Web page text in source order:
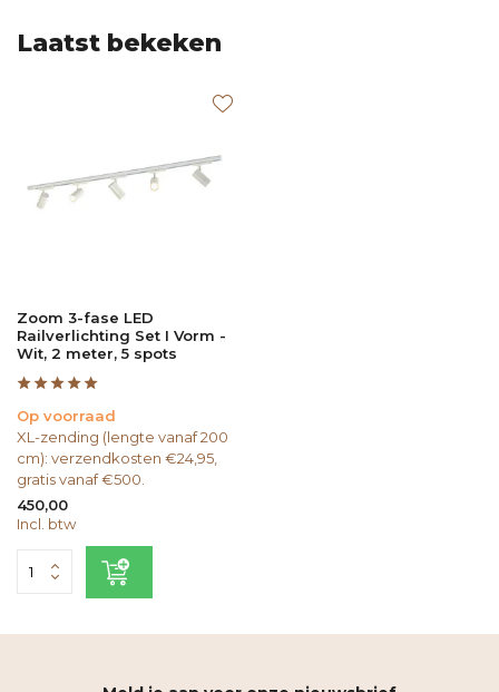
Laatst bekeken
Zoom 3-fase LED
Railverlichting Set I Vorm -
Wit, 2 meter, 5 spots
Op voorraad
XL-zending (lengte vanaf 200
cm): verzendkosten €24,95,
gratis vanaf €500.
450,00
Incl. btw